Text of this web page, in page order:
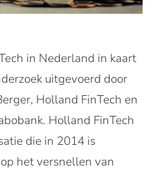
in Nederland in kaart
uitgevoerd door
Holland FinTech en
Holland FinTech
die in 2014 is
het versnellen van